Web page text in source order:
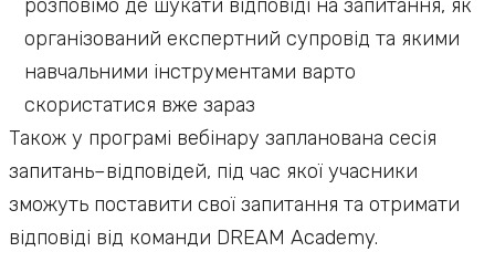
розповімо де шукати відповіді на запитання, як
організований експертний супровід та якими
навчальними інструментами варто
скористатися вже зараз
Також у програмі вебінару запланована сесія
запитань–відповідей, під час якої учасники
зможуть поставити свої запитання та отримати
відповіді від команди DREAM Academy.